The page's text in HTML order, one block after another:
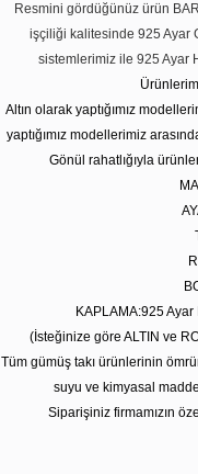
Resmini gördüğünüz ürün
işçiliği kalitesinde 925 Ayar
sistemlerimiz ile 925 Ayar
Altın olarak yaptığımız
yaptığımız modellerimiz
Gönül rahatlığıyla
KAPLAMA:925
(İsteğinize göre ALTIN ve
Tüm gümüş takı ürünlerinin
suyu ve kimyasal
Siparişiniz firmamızın